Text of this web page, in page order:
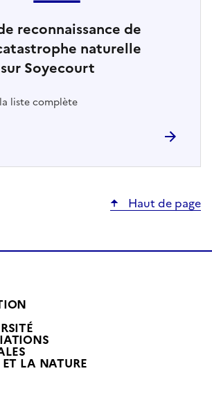
reconnaissance de
naturelle
Soyecourt
liste complète
Haut de page
LA NATUREL